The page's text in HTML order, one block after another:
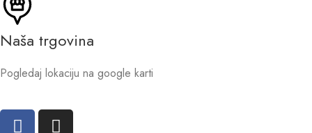
Naša trgovina
Pogledaj lokaciju na google karti